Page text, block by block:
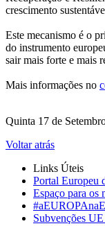
crescimento
Este mecanismo é o
do instrumento
sair mais forte e mais
Mais informações no
Quinta 17 de
Voltar atrás
Links Úteis
Portal Europeu
Espaço para os
Subvenções